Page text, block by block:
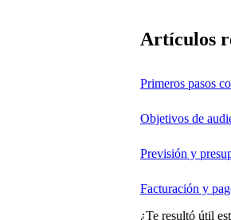
Artículos
Primeros pasos
Objetivos de
Previsión y
Facturación y
¿Te resultó útil